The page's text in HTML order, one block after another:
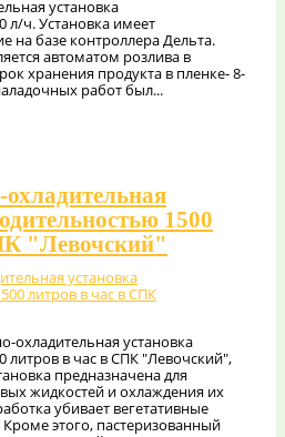
установка
л/ч. Установка имеет
на базе контроллера Дельта.
автоматом розлива в
хранения продукта в пленке- 8-
работ был...
1500
"Левочский"
охладительная установка
литров в час в СПК "Левочский",
предназначена для
жидкостей и охлаждения их
убивает вегетативные
этого, пастеризованный